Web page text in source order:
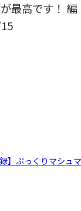
最高です！ 編
】ぷっくりマシュマ